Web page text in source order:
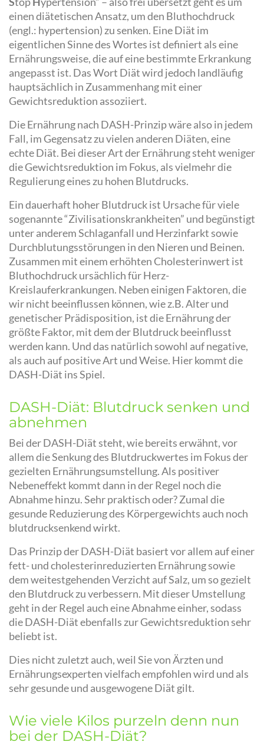
einen diätetischen Ansatz, um den Bluthochdruck
(engl.: hypertension) zu senken. Eine Diät im
eigentlichen Sinne des Wortes ist definiert als eine
Ernährungsweise, die auf eine bestimmte Erkrankung
angepasst ist. Das Wort Diät wird jedoch landläufig
hauptsächlich in Zusammenhang mit einer
Gewichtsreduktion assoziiert.
Die Ernährung nach DASH-Prinzip wäre also in jedem
Fall, im Gegensatz zu vielen anderen Diäten, eine
echte Diät. Bei dieser Art der Ernährung steht weniger
die Gewichtsreduktion im Fokus, als vielmehr die
Regulierung eines zu hohen Blutdrucks.
Ein dauerhaft hoher Blutdruck ist Ursache für viele
sogenannte “Zivilisationskrankheiten” und begünstigt
unter anderem Schlaganfall und Herzinfarkt sowie
Durchblutungsstörungen in den Nieren und Beinen.
Zusammen mit einem erhöhten Cholesterinwert ist
Bluthochdruck ursächlich für Herz-
Kreislauferkrankungen. Neben einigen Faktoren, die
wir nicht beeinflussen können, wie z.B. Alter und
genetischer Prädisposition, ist die Ernährung der
größte Faktor, mit dem der Blutdruck beeinflusst
werden kann. Und das natürlich sowohl auf negative,
als auch auf positive Art und Weise. Hier kommt die
DASH-Diät ins Spiel.
DASH-Diät: Blutdruck senken und
abnehmen
Bei der DASH-Diät steht, wie bereits erwähnt, vor
allem die Senkung des Blutdruckwertes im Fokus der
gezielten Ernährungsumstellung. Als positiver
Nebeneffekt kommt dann in der Regel noch die
Abnahme hinzu. Sehr praktisch oder? Zumal die
gesunde Reduzierung des Körpergewichts auch noch
blutdrucksenkend wirkt.
Das Prinzip der DASH-Diät basiert vor allem auf einer
fett- und cholesterinreduzierten Ernährung sowie
dem weitestgehenden Verzicht auf Salz, um so gezielt
den Blutdruck zu verbessern. Mit dieser Umstellung
geht in der Regel auch eine Abnahme einher, sodass
die DASH-Diät ebenfalls zur Gewichtsreduktion sehr
beliebt ist.
Dies nicht zuletzt auch, weil Sie von Ärzten und
Ernährungsexperten vielfach empfohlen wird und als
sehr gesunde und ausgewogene Diät gilt.
Wie viele Kilos purzeln denn nun
bei der DASH-Diät?